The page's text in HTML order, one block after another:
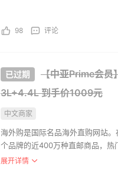
98 评论
【中亚Prime会员
3L+4.4L到手价1009元
中文商家
海外购是国际名品海外直购网站
个品牌的近400万种直邮商品，热
盖。海外购全中文页面，保持中
展开详情
NIKE 耐克
FinishLine